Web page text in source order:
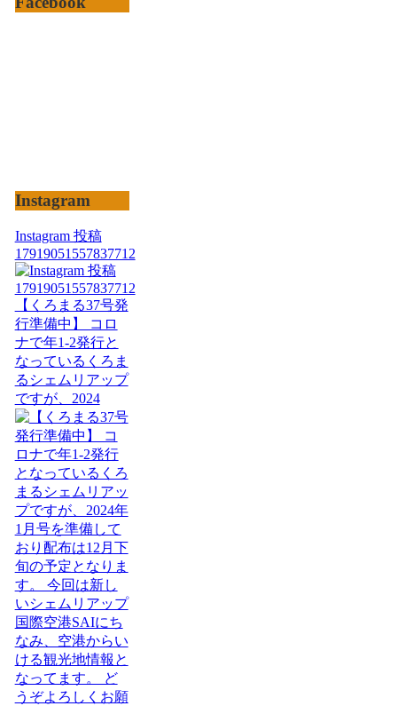
Instagram
Instagram 投稿
17919051557837712
【くろまる37号発
行準備中】 コロ
ナで年1-2発行と
なっているくろま
るシェムリアップ
ですが、2024